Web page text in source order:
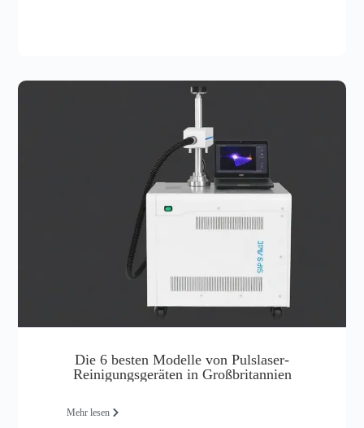
Die 6 besten Modelle von Pulslaser-
Reinigungsgeräten in Großbritannien
Mehr lesen